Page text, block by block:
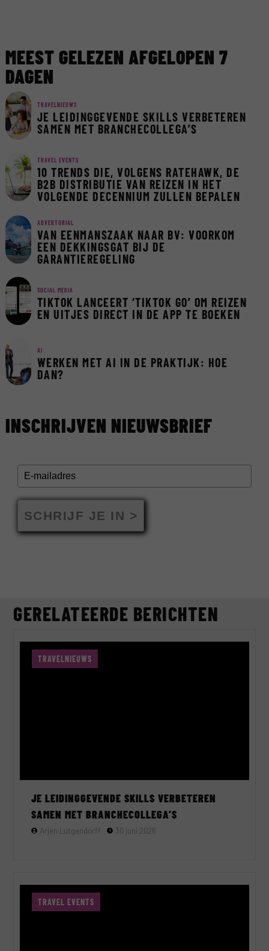
MEEST GELEZEN AFGELOPEN 7
DAGEN
TRAVELNIEUWS
JE LEIDINGGEVENDE SKILLS VERBETEREN
SAMEN MET BRANCHECOLLEGA’S
TRAVEL EVENTS
10 TRENDS DIE, VOLGENS RATEHAWK, DE
B2B DISTRIBUTIE VAN REIZEN IN HET
VOLGENDE DECENNIUM ZULLEN BEPALEN
ADVERTORIAL
VAN EENMANSZAAK NAAR BV: VOORKOM
EEN DEKKINGSGAT BIJ DE
GARANTIEREGELING
SOCIAL MEDIA
TIKTOK LANCEERT ‘TIKTOK GO’ OM REIZEN
EN UITJES DIRECT IN DE APP TE BOEKEN
AI
WERKEN MET AI IN DE PRAKTIJK: HOE
DAN?
INSCHRIJVEN NIEUWSBRIEF
SCHRIJF JE IN >
GERELATEERDE BERICHTEN
TRAVELNIEUWS
JE LEIDINGGEVENDE SKILLS VERBETEREN
SAMEN MET BRANCHECOLLEGA’S
Arjen Lutgendorff 30 juni 2026
TRAVEL EVENTS